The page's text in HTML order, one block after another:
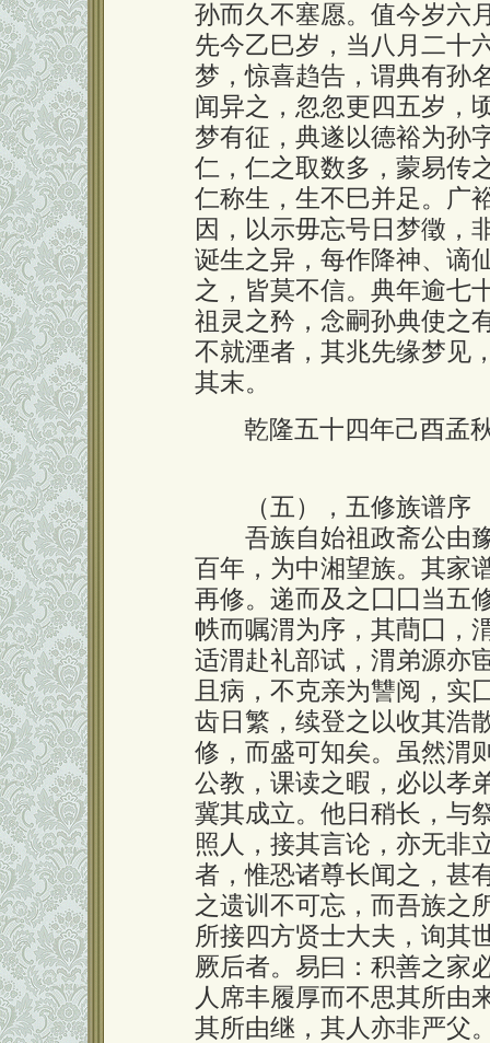
孙而久不塞愿。值今岁六
先今乙巳岁，当八月二十
梦，惊喜趋告，谓典有孙
闻异之，忽忽更四五岁，
梦有征，典遂以德裕为孙
仁，仁之取数多，蒙易传
仁称生，生不巳并足。广
因，以示毋忘号日梦徵，
诞生之异，每作降神、谪
之，皆莫不信。典年逾七
祖灵之矜，念嗣孙典使之
不就湮者，其兆先缘梦见
其末。
乾隆五十四年己酉
（五），五修族谱序
吾族自始祖政斋公由豫
百年，为中湘望族。其家
再修。递而及之囗囗当五
帙而嘱渭为序，其蕳囗，
适渭赴礼部试，渭弟源亦
且病，不克亲为讐阅，实
齿日繁，续登之以收其浩
修，而盛可知矣。虽然渭
公教，课读之暇，必以孝
冀其成立。他日稍长，与
照人，接其言论，亦无非
者，惟恐诸尊长闻之，甚
之遗训不可忘，而吾族之
所接四方贤士大夫，询其
厥后者。易曰：积善之家
人席丰履厚而不思其所由
其所由继，其人亦非严父